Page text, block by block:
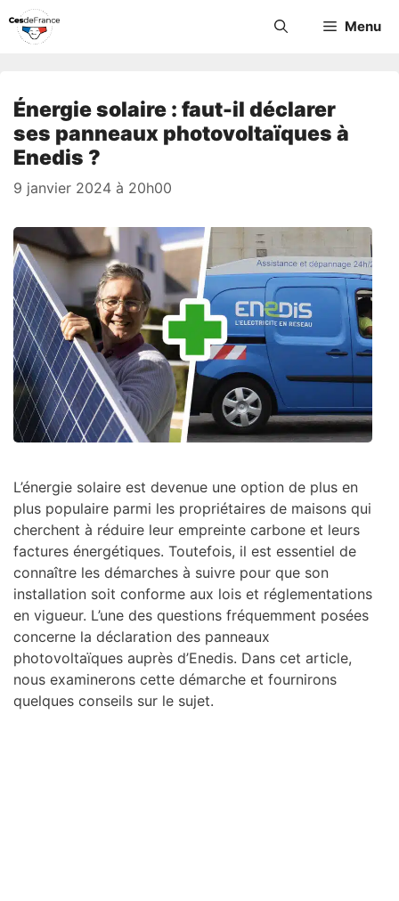
Aller
Menu
Énergie solaire : faut-il déclarer
ses panneaux photovoltaïques à
Enedis ?
9 janvier 2024 à 20h00
L’énergie solaire est devenue une option de plus en
plus populaire parmi les propriétaires de maisons qui
cherchent à réduire leur empreinte carbone et leurs
factures énergétiques. Toutefois, il est essentiel de
connaître les démarches à suivre pour que son
installation soit conforme aux lois et réglementations
en vigueur. L’une des questions fréquemment posées
concerne la déclaration des panneaux
photovoltaïques auprès d’Enedis. Dans cet article,
nous examinerons cette démarche et fournirons
quelques conseils sur le sujet.